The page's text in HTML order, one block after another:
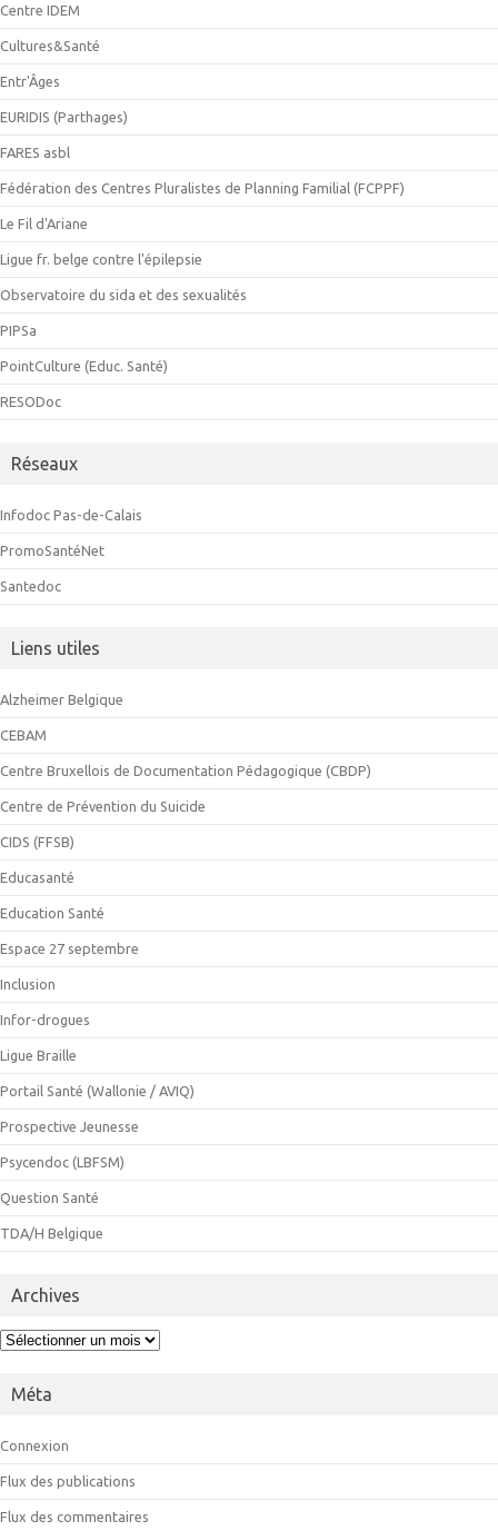
Centre IDEM
Cultures&Santé
Entr'Âges
EURIDIS (Parthages)
FARES asbl
Fédération des Centres Pluralistes de Planning Familial (FCPPF)
Le Fil d'Ariane
Ligue fr. belge contre l'épilepsie
Observatoire du sida et des sexualités
PIPSa
PointCulture (Educ. Santé)
RESODoc
Réseaux
Infodoc Pas-de-Calais
PromoSantéNet
Santedoc
Liens utiles
Alzheimer Belgique
CEBAM
Centre Bruxellois de Documentation Pédagogique (CBDP)
Centre de Prévention du Suicide
CIDS (FFSB)
Educasanté
Education Santé
Espace 27 septembre
Inclusion
Infor-drogues
Ligue Braille
Portail Santé (Wallonie / AVIQ)
Prospective Jeunesse
Psycendoc (LBFSM)
Question Santé
TDA/H Belgique
Archives
Archives
Méta
Connexion
Flux des publications
Flux des commentaires